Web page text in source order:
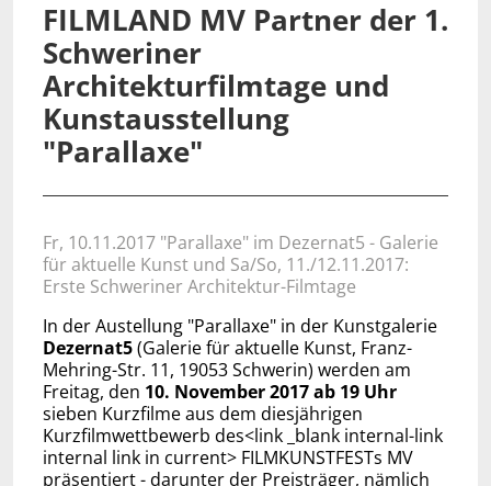
FILMLAND MV Partner der 1.
Schweriner
Architekturfilmtage und
Kunstausstellung
"Parallaxe"
Fr, 10.11.2017 "Parallaxe" im Dezernat5 - Galerie
für aktuelle Kunst und Sa/So, 11./12.11.2017:
Erste Schweriner Architektur-Filmtage
In der Austellung "Parallaxe" in der Kunstgalerie
Dezernat5(Galerie für aktuelle Kunst, Franz-
Mehring-Str. 11, 19053 Schwerin) werden am
Freitag, den 10. November 2017 ab 19 Uhr
sieben Kurzfilme aus dem diesjährigen
Kurzfilmwettbewerb des<link _blank internal-link
internal link in current> FILMKUNSTFESTs MV
präsentiert - darunter der Preisträger, nämlich